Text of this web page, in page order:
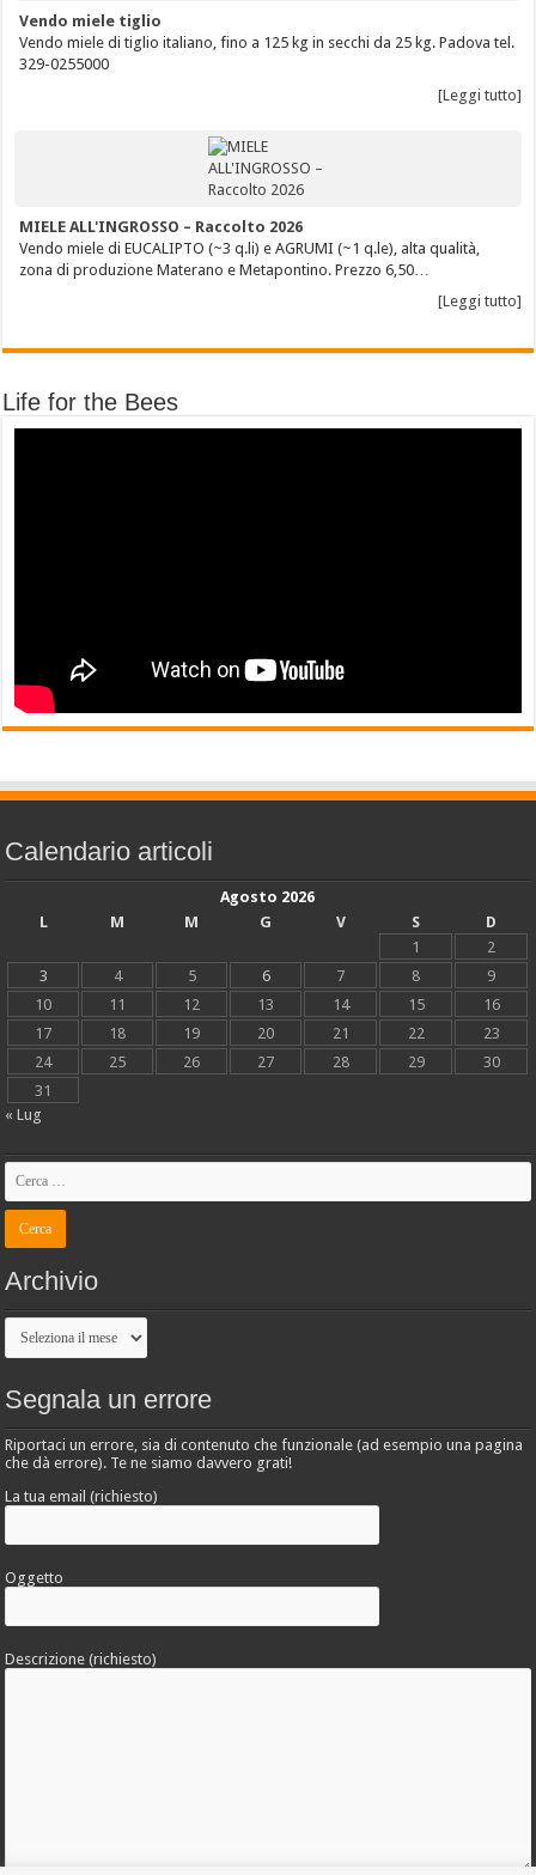
Vendo miele tiglio
Vendo miele di tiglio italiano, fino a 125 kg in secchi da 25 kg. Padova tel.
329-0255000
[Leggi tutto]
MIELE ALL'INGROSSO – Raccolto 2026
Vendo miele di EUCALIPTO (~3 q.li) e AGRUMI (~1 q.le), alta qualità,
zona di produzione Materano e Metapontino. Prezzo 6,50…
[Leggi tutto]
Life for the Bees
Calendario articoli
Agosto 2026
L
M M G V S
D
1
2
3
4 5 6 7 8
9
10
11 12 13 14 15
16
17
18 19 20 21 22
23
24
25 26 27 28 29
30
31
« Lug
Archivio
Archivio
Segnala un errore
Riportaci un errore, sia di contenuto che funzionale (ad esempio una pagina
che dà errore). Te ne siamo davvero grati!
La tua email (richiesto)
Oggetto
Descrizione (richiesto)